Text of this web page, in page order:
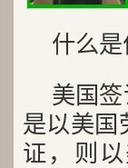
什么是
美国
是以美国
证，则